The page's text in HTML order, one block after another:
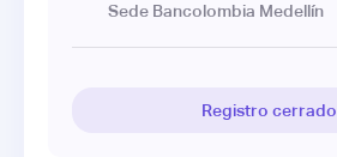
Sede Bancolombia Medellín
Registro cerrado